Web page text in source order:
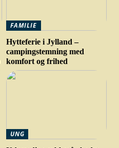
FAMILIE
Hytteferie i Jylland –
campingstemning med
komfort og frihed
UNG